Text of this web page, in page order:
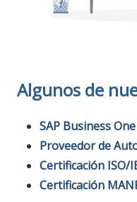
Algunos de
SAP Business
Proveedor de
Certificación ISO/
Certificación